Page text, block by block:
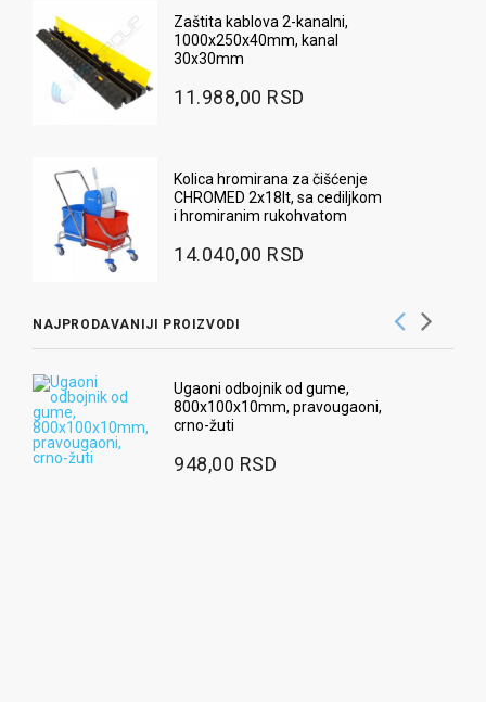
Zaštita kablova 2-kanalni,
1000x250x40mm, kanal
30x30mm
11.988,00 RSD
Kolica hromirana za čišćenje
CHROMED 2x18lt, sa cediljkom
i hromiranim rukohvatom
14.040,00 RSD
NAJPRODAVANIJI PROIZVODI
Ugaoni odbojnik od gume,
800x100x10mm, pravougaoni,
crno-žuti
948,00 RSD